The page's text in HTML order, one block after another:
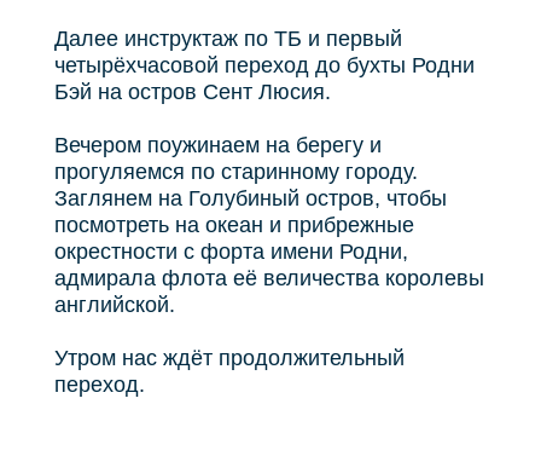
Далее инструктаж по ТБ и первый
четырёхчасовой переход до бухты Родни
Бэй на остров Сент Люсия.
Вечером поужинаем на берегу и
прогуляемся по старинному городу.
Заглянем на Голубиный остров, чтобы
посмотреть на океан и прибрежные
окрестности с форта имени Родни,
адмирала флота её величества королевы
английской.
Утром нас ждёт продолжительный
переход.